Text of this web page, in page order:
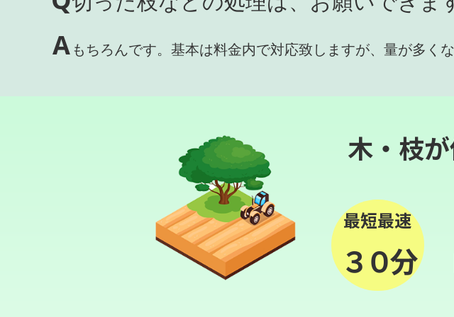
Aもちろんです。基本は料金内で対応致しますが、量が多く
木・枝
最短最速
３０分